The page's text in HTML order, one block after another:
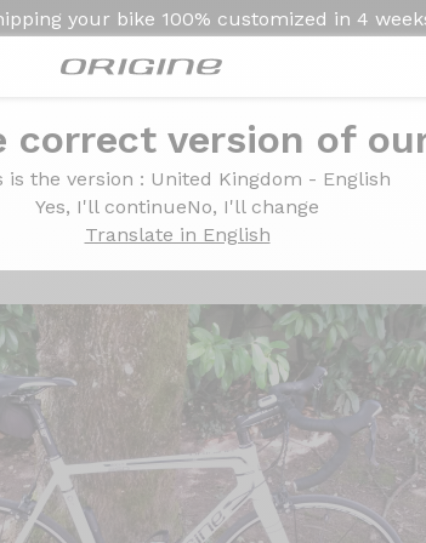
your bike 100% customized in 4
correct version of
is the version : United Kingdom - English
Yes, I'll continueNo, I'll change
Translate in English
105